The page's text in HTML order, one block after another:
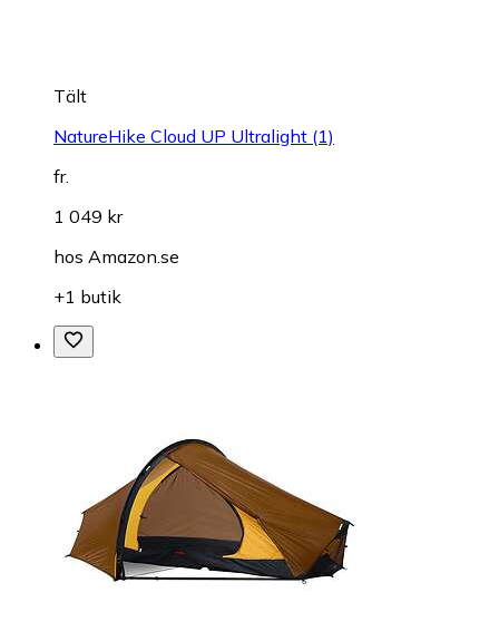
Tält
NatureHike Cloud UP Ultralight (1)
fr.
1 049 kr
hos Amazon.se
+1 butik